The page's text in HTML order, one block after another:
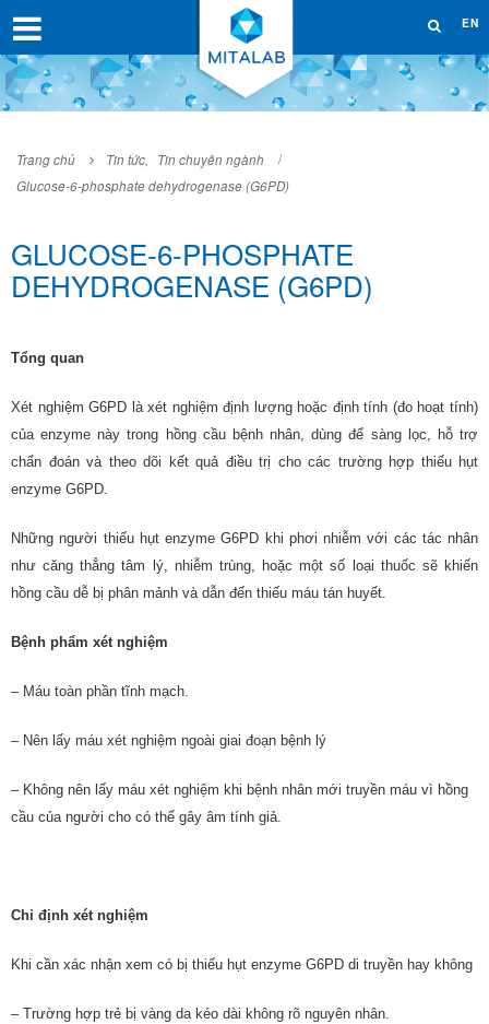
EN
Trang chủ Tin tức,
Tin chuyên ngành
Glucose-6-phosphate dehydrogenase (G6PD)
GLUCOSE-6-PHOSPHATE
DEHYDROGENASE (G6PD)
Tổng quan
Xét nghiệm G6PD là xét nghiệm định lượng hoặc định tính (đo hoạt tính)
của enzyme này trong hồng cầu bệnh nhân, dùng để sàng lọc, hỗ trợ
chẩn đoán và theo dõi kết quả điều trị cho các trường hợp thiếu hụt
enzyme G6PD.
Những người thiếu hụt enzyme G6PD khi phơi nhiễm với các tác nhân
như căng thẳng tâm lý, nhiễm trùng, hoặc một số loại thuốc sẽ khiến
hồng cầu dễ bị phân mảnh và dẫn đến thiếu máu tán huyết.
Bệnh phẩm xét nghiệm
– Máu toàn phần tĩnh mạch.
– Nên lấy máu xét nghiệm ngoài giai đoạn bệnh lý
– Không nên lấy máu xét nghiệm khi bệnh nhân mới truyền máu vì hồng
cầu của người cho có thể gây âm tính giả.
Chỉ định xét nghiệm
Khi cần xác nhận xem có bị thiếu hụt enzyme G6PD di truyền hay không
– Trường hợp trẻ bị vàng da kéo dài không rõ nguyên nhân.